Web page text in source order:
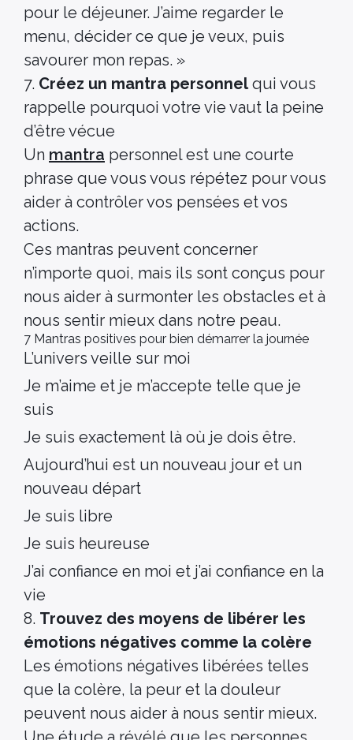
pour le déjeuner. J’aime regarder le
menu, décider ce que je veux, puis
savourer mon repas. »
7. Créez un mantra personnelqui vous
rappelle pourquoi votre vie vaut la peine
d’être vécue
Un mantra personnel est une courte
phrase que vous vous répétez pour vous
aider à contrôler vos pensées et vos
actions.
Ces mantras peuvent concerner
n’importe quoi, mais ils sont conçus pour
nous aider à surmonter les obstacles et à
nous sentir mieux dans notre peau.
7 Mantras positives pour bien démarrer la journée
L’univers veille sur moi
Je m’aime et je m’accepte telle que je
suis
Je suis exactement là où je dois être.
Aujourd’hui est un nouveau jour et un
nouveau départ
Je suis libre
Je suis heureuse
J’ai confiance en moi et j’ai confiance en la
vie
8. Trouvez des moyens de libérer les
émotions négatives comme la colère
Les émotions négatives libérées telles
que la colère, la peur et la douleur
peuvent nous aider à nous sentir mieux.